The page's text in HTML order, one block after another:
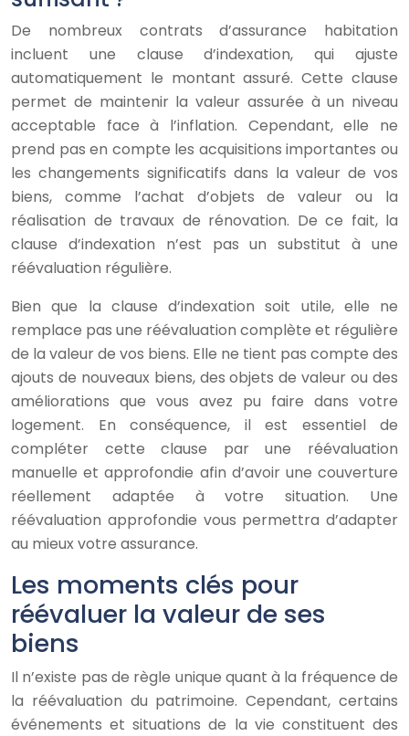
De nombreux contrats d’assurance habitation
incluent une clause d’indexation, qui ajuste
automatiquement le montant assuré. Cette clause
permet de maintenir la valeur assurée à un niveau
acceptable face à l’inflation. Cependant, elle ne
prend pas en compte les acquisitions importantes ou
les changements significatifs dans la valeur de vos
biens, comme l’achat d’objets de valeur ou la
réalisation de travaux de rénovation. De ce fait, la
clause d’indexation n’est pas un substitut à une
réévaluation régulière.
Bien que la clause d’indexation soit utile, elle ne
remplace pas une réévaluation complète et régulière
de la valeur de vos biens. Elle ne tient pas compte des
ajouts de nouveaux biens, des objets de valeur ou des
améliorations que vous avez pu faire dans votre
logement. En conséquence, il est essentiel de
compléter cette clause par une réévaluation
manuelle et approfondie afin d’avoir une couverture
réellement adaptée à votre situation. Une
réévaluation approfondie vous permettra d’adapter
au mieux votre assurance.
Les moments clés pour
réévaluer la valeur de ses
biens
Il n’existe pas de règle unique quant à la fréquence de
la réévaluation du patrimoine. Cependant, certains
événements et situations de la vie constituent des